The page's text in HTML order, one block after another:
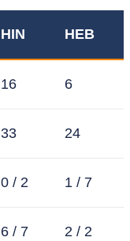
HIN HEB
16 6
33 24
0 / 2 1 / 7
6 / 7 2 / 2